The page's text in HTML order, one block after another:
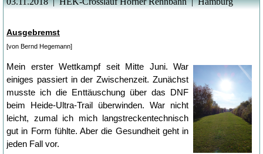
Ausgebremst
[von Bernd Hegemann]
Mein erster Wettkampf seit Mitte Juni. War
einiges passiert in der Zwischenzeit. Zunächst
musste ich die Enttäuschung über das DNF
beim Heide-Ultra-Trail überwinden. War nicht
leicht, zumal ich mich langstreckentechnisch
gut in Form fühlte. Aber die Gesundheit geht in
jeden Fall vor.